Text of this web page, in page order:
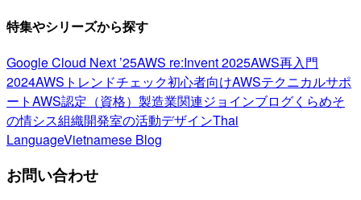
特集やシリーズから探す
Google Cloud Next ’25AWS re:Invent 2025AWS再入門
2024AWSトレンドチェック初心者向けAWSテクニカルサポ
ートAWS認定（資格） 製造業関連ジョインブログくらめそ
の情シス組織開発室の活動デザインThai
LanguageVietnamese Blog
お問い合わせ